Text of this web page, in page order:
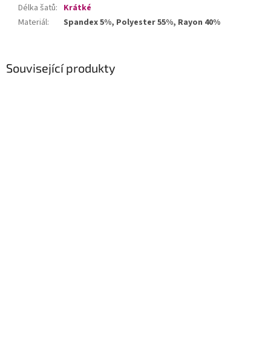
Související produkty
Délka šatů: Krátké
Materiál: Spandex 5%, Polyester 55%, Rayon 40%